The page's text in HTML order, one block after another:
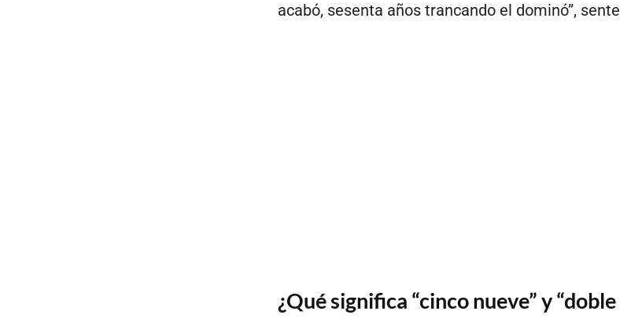
acabó, sesenta años trancando el dominó”,
¿Qué significa “cinco nueve” y “doble